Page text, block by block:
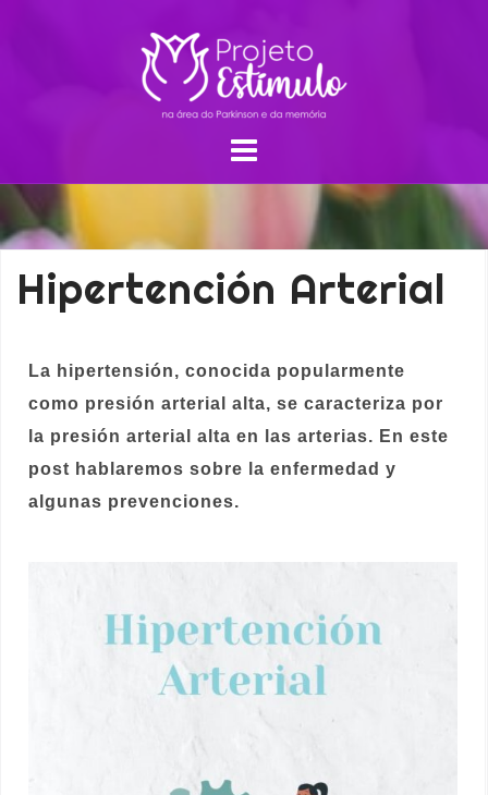
Hipertención Arterial
La hipertensión, conocida popularmente
como presión arterial alta, se caracteriza por
la presión arterial alta en las arterias. En este
post hablaremos sobre la enfermedad y
algunas prevenciones.